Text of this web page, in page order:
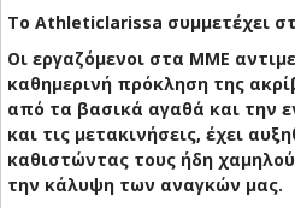
Το Athleticlarissa συμμετέχει
Οι εργαζόμενοι στα ΜΜΕ
καθημερινή πρόκληση της
από τα βασικά αγαθά και την
και τις μετακινήσεις, έχει
καθιστώντας τους ήδη
την κάλυψη των αναγκών μας.